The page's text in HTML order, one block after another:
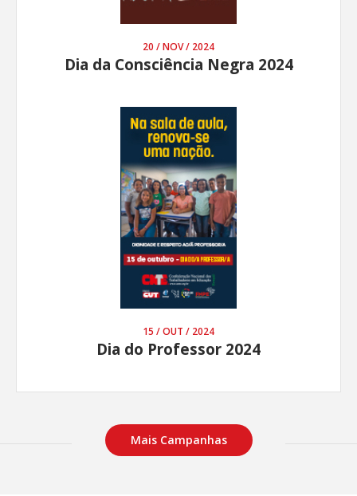
20 / NOV / 2024
Dia da Consciência Negra 2024
15 / OUT / 2024
Dia do Professor 2024
Mais Campanhas